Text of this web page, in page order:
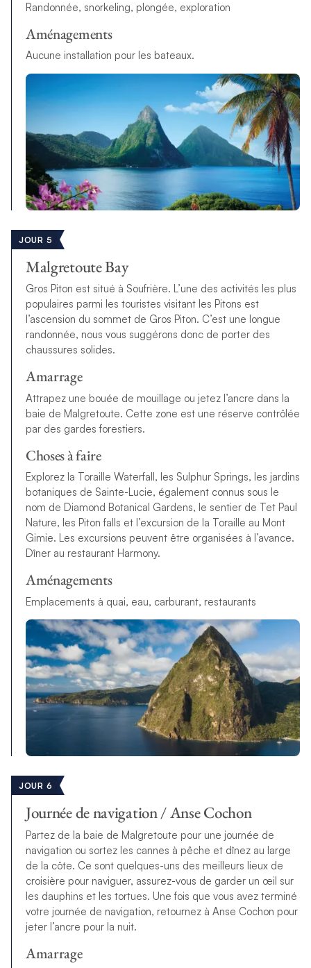
Randonnée, snorkeling, plongée, exploration
Aménagements
Aucune installation pour les bateaux.
JOUR 5
Malgretoute Bay
Gros Piton est situé à Soufrière. L’une des activités les plus
populaires parmi les touristes visitant les Pitons est
l’ascension du sommet de Gros Piton. C’est une longue
randonnée, nous vous suggérons donc de porter des
chaussures solides.
Amarrage
Attrapez une bouée de mouillage ou jetez l’ancre dans la
baie de Malgretoute. Cette zone est une réserve contrôlée
par des gardes forestiers.
Choses à faire
Explorez la Toraille Waterfall, les Sulphur Springs, les jardins
botaniques de Sainte-Lucie, également connus sous le
nom de Diamond Botanical Gardens, le sentier de Tet Paul
Nature, les Piton falls et l’excursion de la Toraille au Mont
Gimie. Les excursions peuvent être organisées à l’avance.
Dîner au restaurant Harmony.
Aménagements
Emplacements à quai, eau, carburant, restaurants
JOUR 6
Journée de navigation / Anse Cochon
Partez de la baie de Malgretoute pour une journée de
navigation ou sortez les cannes à pêche et dînez au large
de la côte. Ce sont quelques-uns des meilleurs lieux de
croisière pour naviguer, assurez-vous de garder un œil sur
les dauphins et les tortues. Une fois que vous avez terminé
votre journée de navigation, retournez à Anse Cochon pour
jeter l’ancre pour la nuit.
Amarrage